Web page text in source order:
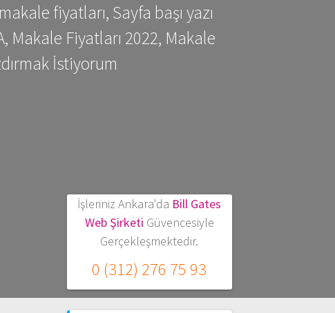
fiyatları, Sayfa başı yazı
Makale Fiyatları 2022, Makale
İstiyorum
İşleriniz Ankara'da Bill Gates
Web Şirketi Güvencesiyle
Gerçekleşmektedir.
0 (312) 276 75 93